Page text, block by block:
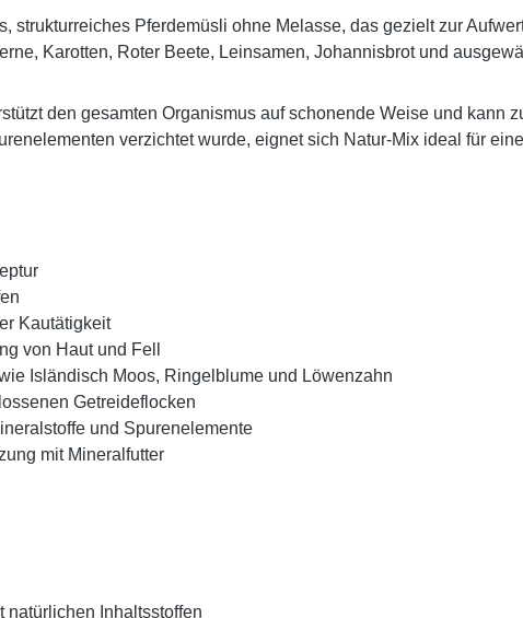
strukturreiches Pferdemüsli ohne Melasse, das gezielt zur
Karotten, Roter Beete, Leinsamen, Johannisbrot und
den gesamten Organismus auf schonende Weise und
verzichtet wurde, eignet sich Natur-Mix ideal für eine
Kautätigkeit
von Haut und Fell
Isländisch Moos, Ringelblume und Löwenzahn
Getreideflocken
und Spurenelemente
mit Mineralfutter
natürlichen Inhaltsstoffen